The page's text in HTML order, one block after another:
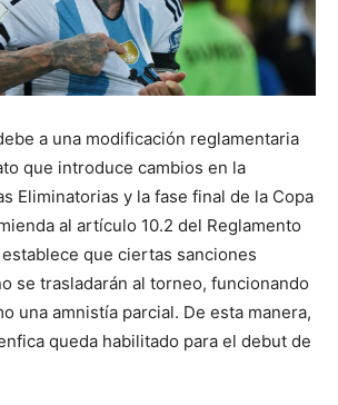
a una modificación reglamentaria
que introduce cambios en la
Eliminatorias y la fase final de la Copa
al artículo 10.2 del Reglamento
que ciertas sanciones
se trasladarán al torneo, funcionando
una amnistía parcial. De esta manera,
queda habilitado para el debut de